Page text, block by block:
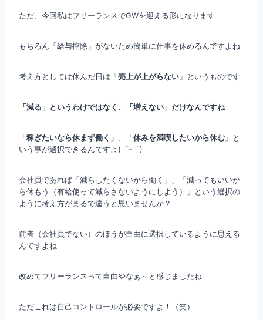
ただ、今回私はフリーランスでGWを迎える形になります
もちろん「給与控除」がないため簡単に仕事を休めるんですよね
考え方としては休んだ日は「売上が上がらない 」というものです
「減る」というわけではなく、「増えない」だけなんですね
「稼ぎたいなら休まず働く 」、「休みを満喫したいから休む 」と
いう事が選択できるんですよ(゜-゜)
会社員であれば「減らしたくないから働く」、「減ってもいいか
ら休もう（有給使って減らさないようにしよう）」という選択の
ように考え方がまるで違うと思いませんか？
前者（会社員でない）のほうが自由に選択しているように思える
んですよね
改めてフリーランスって自由やなぁ～と感じましたね
ただこれは自己コントロールが必要ですよ！（笑）